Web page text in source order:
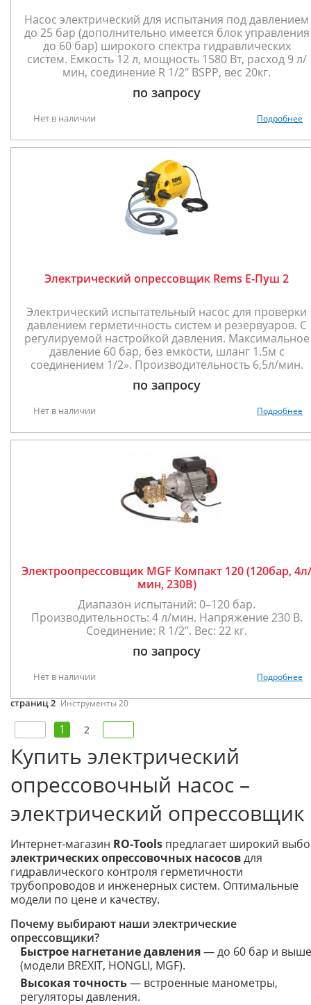
Насос электрический для испытания под давлением
до 25 бар (дополнительно имеется блок управления
до 60 бар) широкого спектра гидравлических
систем. Емкость 12 л, мощность 1580 Вт, расход 9 л/
мин, соединение R 1/2" BSPP, вес 20кг.
по запросу
Нет в наличии Подробнее
Электрический опрессовщик Rems Е-Пуш 2
Электрический испытательный насос для проверки
давлением герметичность систем и резервуаров. С
регулируемой настройкой давления. Максимальное
давление 60 бар, без емкости, шланг 1.5м с
соединением 1/2». Производительность 6,5л/мин.
по запросу
Нет в наличии Подробнее
Электроопрессовщик MGF Компакт 120 (120бар, 4л/
мин, 230В)
Диапазон испытаний: 0–120 бар.
Производительность: 4 л/мин. Напряжение 230 В.
Соединение: R 1/2”. Вес: 22 кг.
по запросу
Нет в наличии Подробнее
страниц 2 Инструменты 20
1 2
Купить электрический
опрессовочный насос –
электрический опрессовщик
Интернет‑магазин RO‑Tools предлагает широкий
электрических опрессовочных насосовдля
гидравлического контроля герметичности
трубопроводов и инженерных систем. Оптимальные
модели по цене и качеству.
Почему выбирают наши электрические
опрессовщики?
Быстрое нагнетание давления— до 60 бар и выше
(модели BREXIT, HONGLI, MGF).
Высокая точность— встроенные манометры,
регуляторы давления.